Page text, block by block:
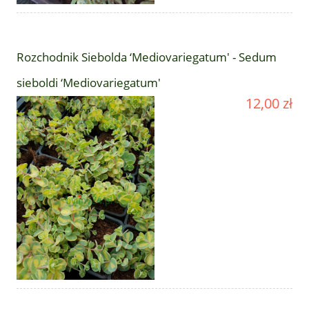
Rozchodnik Siebolda ‘Mediovariegatum' - Sedum
sieboldi ‘Mediovariegatum'
12,00 zł